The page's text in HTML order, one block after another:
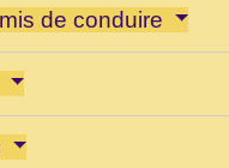
de conduire